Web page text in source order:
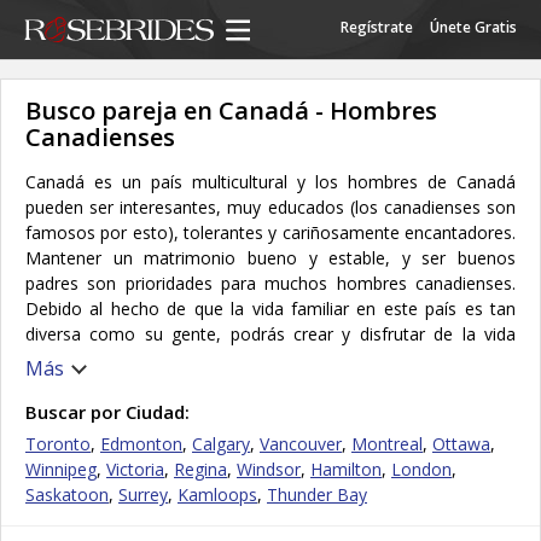
Regístrate Únete Gratis
Busco pareja en Canadá - Hombres
Canadienses
Canadá es un país multicultural y los hombres de Canadá
pueden ser interesantes, muy educados (los canadienses son
famosos por esto), tolerantes y cariñosamente encantadores.
Mantener un matrimonio bueno y estable, y ser buenos
padres son prioridades para muchos hombres canadienses.
Debido al hecho de que la vida familiar en este país es tan
diversa como su gente, podrás crear y disfrutar de la vida
familiar que deseas con un hombre canadiense. Pueden ser
para mantener a sus familias felices y contentas. Se
enorgullecen del hecho de que todas las personas merecen
los mismos derechos y respeto, independientemente de su
género, raza, religión u origen cultural. Muchos de estos
hombres están acostumbrados a convivir y aceptar diferentes
Más
Buscar por Ciudad:
Toronto, Edmonton, Calgary, Vancouver, Montreal, Ottawa,
Winnipeg, Victoria, Regina, Windsor, Hamilton, London,
Saskatoon, Surrey, Kamloops, Thunder Bay